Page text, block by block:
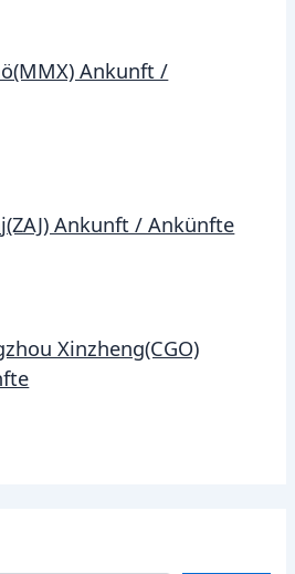
Ankunft /
Ankunft / Ankünfte
Xinzheng(CGO)